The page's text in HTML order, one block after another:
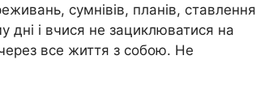
сумнівів, планів, ставлення
і вчися не зациклюватися на
все життя з собою. Не